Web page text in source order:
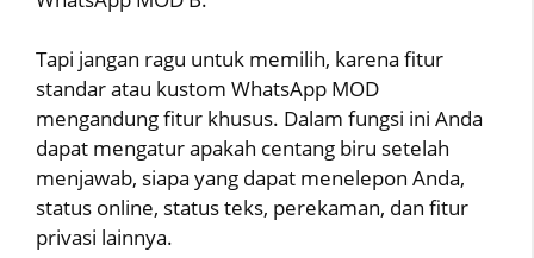
Tapi jangan ragu untuk memilih, karena fitur
standar atau kustom WhatsApp MOD
mengandung fitur khusus. Dalam fungsi ini Anda
dapat mengatur apakah centang biru setelah
menjawab, siapa yang dapat menelepon Anda,
status online, status teks, perekaman, dan fitur
privasi lainnya.